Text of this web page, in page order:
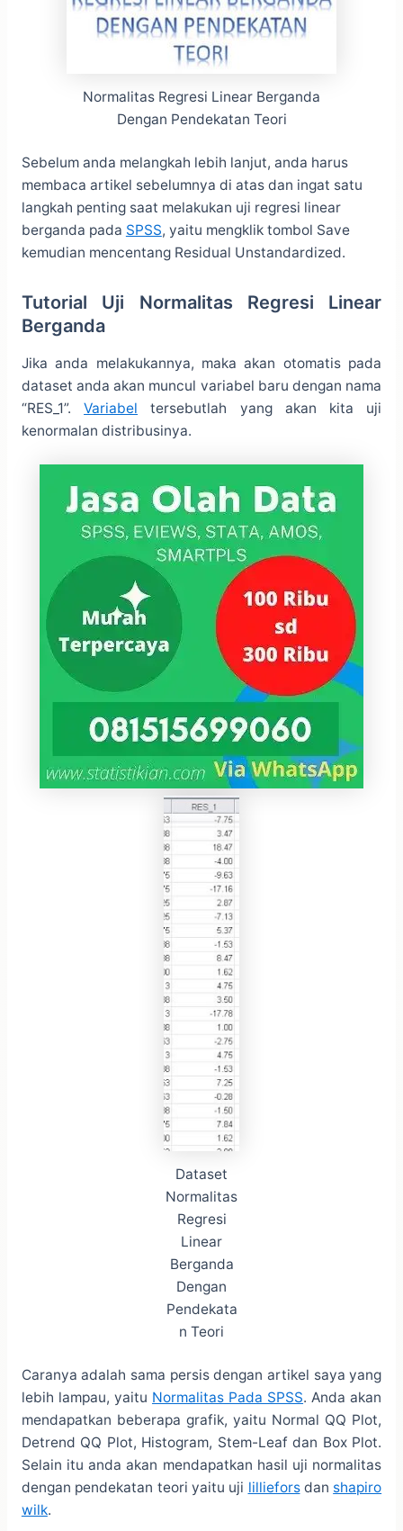
Normalitas Regresi Linear Berganda
Dengan Pendekatan Teori
Sebelum anda melangkah lebih lanjut, anda harus
membaca artikel sebelumnya di atas dan ingat satu
langkah penting saat melakukan uji regresi linear
berganda pada SPSS, yaitu mengklik tombol Save
kemudian mencentang Residual Unstandardized.
Tutorial Uji Normalitas Regresi Linear
Berganda
Jika anda melakukannya, maka akan otomatis pada
dataset anda akan muncul variabel baru dengan nama
“RES_1”.Variabel tersebutlah yang akan kita uji
kenormalan distribusinya.
Dataset
Normalitas
Regresi
Linear
Berganda
Dengan
Pendekata
n Teori
Caranya adalah sama persis dengan artikel saya yang
lebih lampau, yaitu Normalitas Pada SPSS. Anda akan
mendapatkan beberapa grafik, yaitu Normal QQ Plot,
Detrend QQ Plot, Histogram, Stem-Leaf dan Box Plot.
Selain itu anda akan mendapatkan hasil uji normalitas
dengan pendekatan teori yaitu uji lillieforsdan shapiro
wilk.